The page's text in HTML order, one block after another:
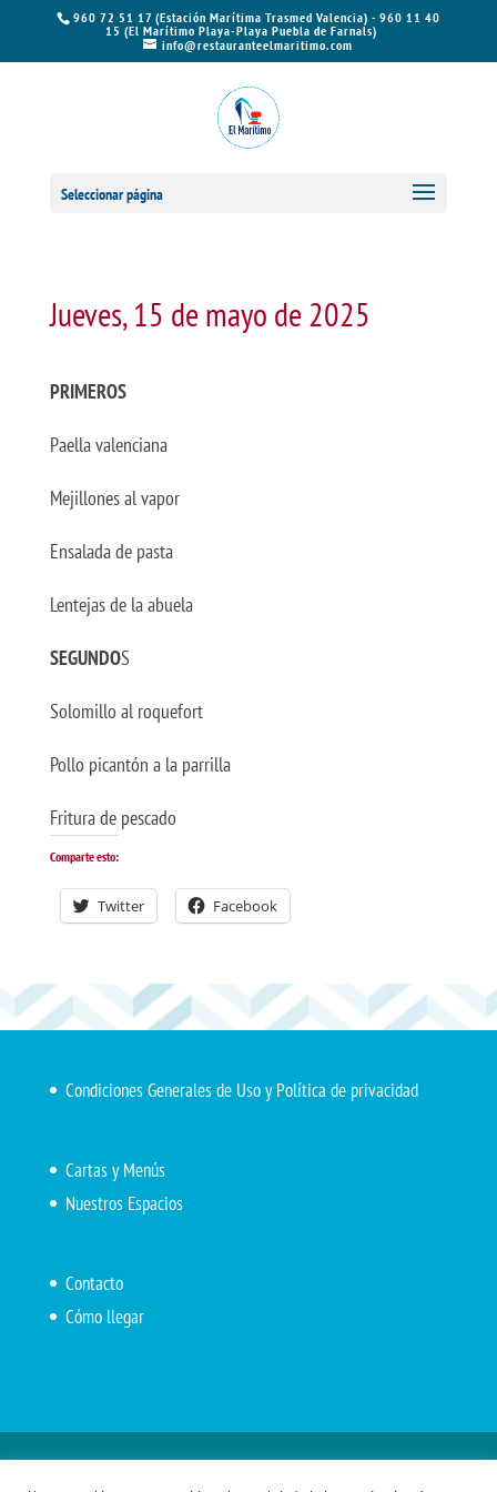
960 72 51 17 (Estación Marítima Trasmed Valencia) - 960 11 40
15 (El Marítimo Playa-Playa Puebla de Farnals)
info@restauranteelmaritimo.com
Seleccionar página
Jueves, 15 de mayo de 2025
PRIMEROS
Paella valenciana
Mejillones al vapor
Ensalada de pasta
Lentejas de la abuela
SEGUNDOS
Solomillo al roquefort
Pollo picantón a la parrilla
Fritura de pescado
Comparte esto:
Twitter Facebook
Condiciones Generales de Uso y Política de privacidad
Cartas y Menús
Nuestros Espacios
Contacto
Cómo llegar